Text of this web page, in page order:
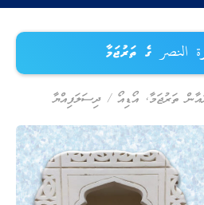
النصر ގެ ތަރުޖަމާ
, އޯޑިއޯ / ދިސަލަފިއްޔާ